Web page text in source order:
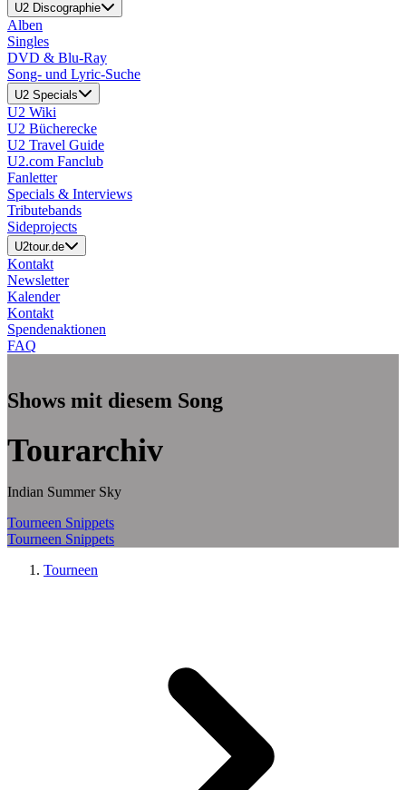
U2 Discographie
Alben
Singles
DVD & Blu-Ray
Song- und Lyric-Suche
U2 Specials
U2 Wiki
U2 Bücherecke
U2 Travel Guide
U2.com Fanclub
Fanletter
Specials & Interviews
Tributebands
Sideprojects
U2tour.de
Kontakt
Newsletter
Kalender
Kontakt
Spendenaktionen
FAQ
Shows mit diesem Song
Tourarchiv
Indian Summer Sky
Tourneen Snippets
Tourneen Snippets
Tourneen